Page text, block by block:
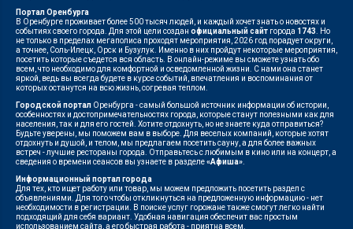
Портал Оренбурга
В Оренбурге проживает более 500 тысяч людей, и каждый хочет знать о новостях и
событиях своего города. Для этой цели создан официальный сайт города 1743 . Но
не только в пределах мегаполиса проходят мероприятия, 2026 год порадует округи,
а точнее, Соль-Илецк, Орск и Бузулук. Именно в них пройдут некоторые мероприятия,
посетить которые съедется вся область. В онлайн-режиме вы сможете узнать обо
всем, что необходимо для комфортной и осведомленной жизни. С нами она станет
яркой, ведь вы всегда будете в курсе событий, впечатления и воспоминания от
которых останутся на всю жизнь, согревая теплом.
Городской портал Оренбурга - самый большой источник информации об истории,
особенностях и достопримечательностях города, которые станут полезными как для
населения, так и для его гостей. Хотите отдохнуть, но не знаете куда отправиться?
Будьте уверены, мы поможем вам в выборе. Для веселых компаний, которые хотят
отдохнуть и душой, и телом, мы предлагаем посетить сауну, а для более важных
встреч - лучшие рестораны города. Отправьтесь с любимым в кино или на концерт, а
сведения о времени сеансов вы узнаете в разделе«Афиша»
Информационный портал города
Для тех, кто ищет работу или товар, мы можем предложить посетить раздел с
объявлениями. Для того чтобы откликнуться на предложенную информацию - нет
необходимости в регистрации. В поиске услуг горожане также смогут легко найти
подходящий для себя вариант. Удобная навигация обеспечит вас простым
использованием сайта, а его быстрая работа - приятна всем.